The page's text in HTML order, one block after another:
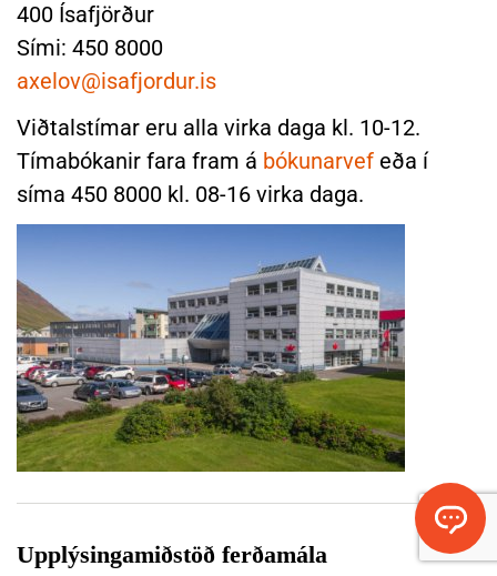
400 Ísafjörður
Sími: 450 8000
axelov@isafjordur.is
Viðtalstímar eru alla virka daga kl. 10-12.
Tímabókanir fara fram á bókunarvef eða í
síma 450 8000 kl. 08-16 virka daga.
f
i
-
o
e
i
g
a
v
i
ð
n
á
n
Upplýsingamiðstöð ferðamála
k
o